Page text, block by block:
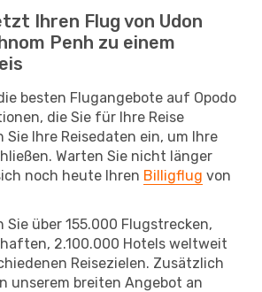
Ihren Flug von Udon
Penh zu einem
besten Flugangebote auf Opodo
die Sie für Ihre Reise
Sie Ihre Reisedaten ein, um Ihre
Warten Sie nicht länger
noch heute Ihren Billigflug von
Sie über 155.000 Flugstrecken,
2.100.000 Hotels weltweit
Reisezielen. Zusätzlich
unserem breiten Angebot an